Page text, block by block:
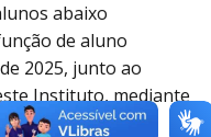
abaixo
de aluno
2025, junto ao
Instituto, mediante
de R$ 560,00